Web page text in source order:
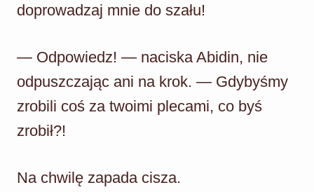
doprowadzaj mnie do szału!
— Odpowiedz! — naciska Abidin, nie
odpuszczając ani na krok. — Gdybyśmy
zrobili coś za twoimi plecami, co byś
zrobił?!
Na chwilę zapada cisza.